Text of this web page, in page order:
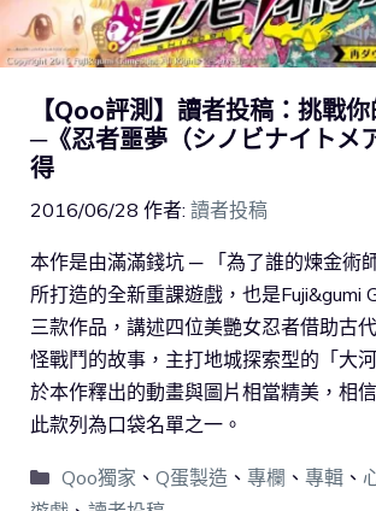
【Qoo評測】讀者投稿：挑戰
─《忍者噩夢（シノビナイトメ
得
2016/06/28 作者: 讀者投稿
本作是由滿滿錢坑 ─ 「為了誰的煉金術
所打造的全新重課遊戲，也是Fuji&gumi
三款作品，講述四位美艷女忍者借助古
怪戰鬥的故事，主打地城探索型的「大
於本作釋出的動畫與圖片相當精美，相
此款列為口袋名單之一。
Qoo獨家 、 Q蛋製造 、 專欄 、 專輯、